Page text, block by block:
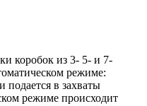
коробок из 3- 5- и 7-
режиме:
подается в захваты
режиме происходит